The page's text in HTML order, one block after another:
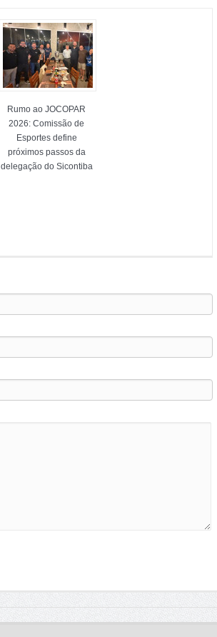
Rumo ao JOCOPAR
2026: Comissão de
Esportes define
próximos passos da
delegação do Sicontiba